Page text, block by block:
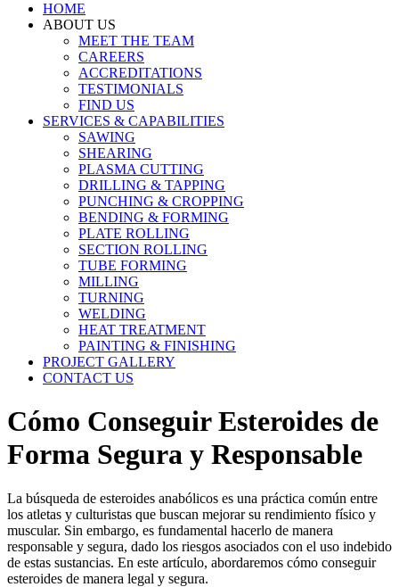
HOME
ABOUT US
MEET THE TEAM
CAREERS
ACCREDITATIONS
TESTIMONIALS
FIND US
SERVICES & CAPABILITIES
SAWING
SHEARING
PLASMA CUTTING
DRILLING & TAPPING
PUNCHING & CROPPING
BENDING & FORMING
PLATE ROLLING
SECTION ROLLING
TUBE FORMING
MILLING
TURNING
WELDING
HEAT TREATMENT
PAINTING & FINISHING
PROJECT GALLERY
CONTACT US
Cómo Conseguir Esteroides de
Forma Segura y Responsable
La búsqueda de esteroides anabólicos es una práctica común entre
los atletas y culturistas que buscan mejorar su rendimiento físico y
muscular. Sin embargo, es fundamental hacerlo de manera
responsable y segura, dado los riesgos asociados con el uso indebido
de estas sustancias. En este artículo, abordaremos cómo conseguir
esteroides de manera legal y segura.